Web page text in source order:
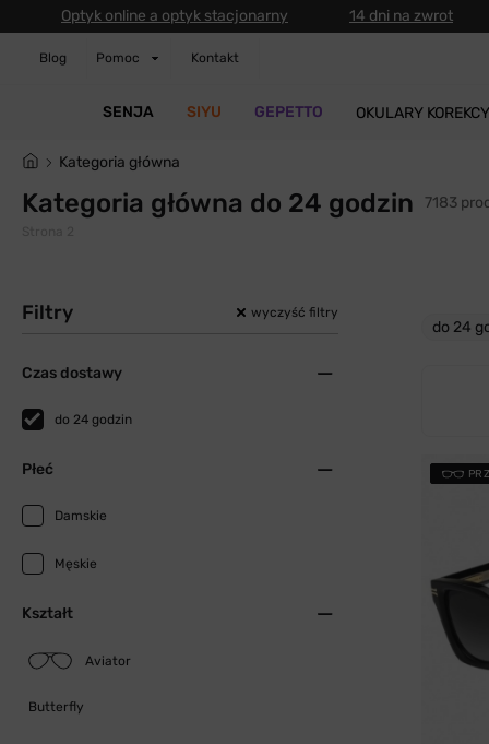
Optyk online a optyk stacjonarny 14 dni na zwrot
Blog Pomoc Kontakt
SENJA SIYU GEPETTO OKULARY
Kategoria główna
Kategoria główna do 24 godzin 7183
Filtry wyczyść filtry
Czas dostawy
do 24 godzin
Płeć
Damskie
Męskie
Kształt
Aviator
Butterfly
do 24